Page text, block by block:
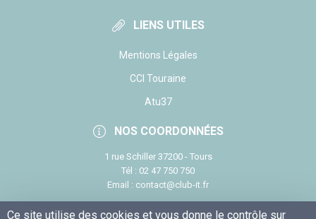
LIENS UTILES
Mentions Légales
CCI Touraine
Atu37
NOS COORDONNÉES
1 rue Schiller 37200 - Tours
Tél : 02 47 750 750
Email : contact@club-it.fr
Ce site utilise des cookies et vous donne le contrôle sur